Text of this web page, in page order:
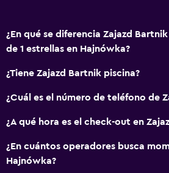
¿En qué se diferencia Zajazd
de 1 estrellas en Hajnówka?
¿Tiene Zajazd Bartnik piscina?
¿Cuál es el número de teléfono de
¿A qué hora es el check-out en
¿En cuántos operadores busca
Hajnówka?